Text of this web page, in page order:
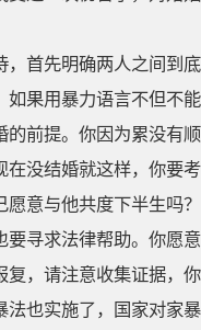
首先明确两人之间到
果用暴力语言不但不
前提。你因为累没有
没结婚就这样，你要
意与他共度下半生吗
寻求法律帮助。你愿
，请注意收集证据，
也实施了，国家对家